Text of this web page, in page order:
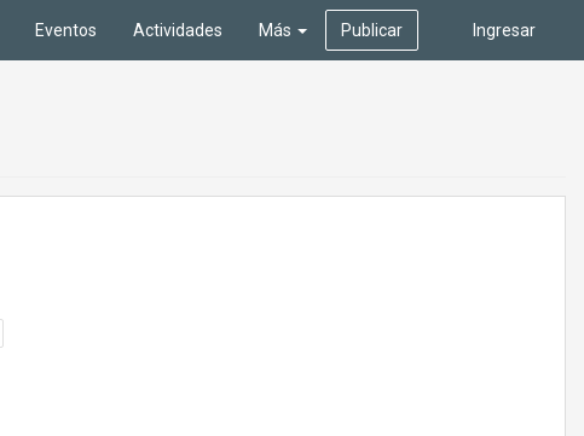
Ingresar
Eventos Actividades Más Publicar